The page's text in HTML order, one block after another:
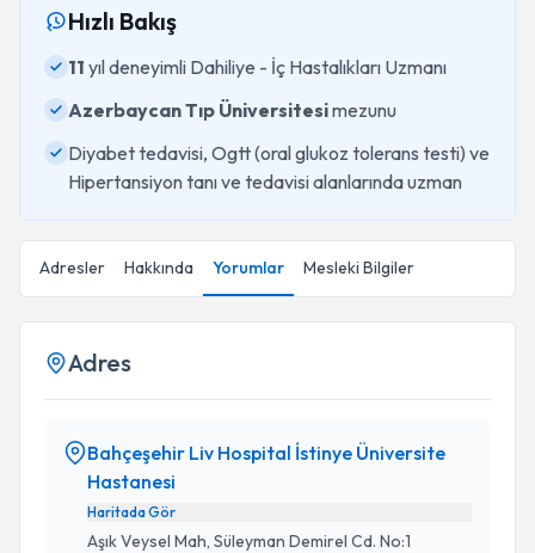
Hızlı Bakış
11 yıl deneyimli Dahiliye - İç Hastalıkları Uzmanı
Azerbaycan Tıp Üniversitesimezunu
Diyabet tedavisi, Ogtt (oral glukoz tolerans testi) ve
Hipertansiyon tanı ve tedavisi alanlarında uzman
Adresler Hakkında Yorumlar Mesleki Bilgiler
Adres
Bahçeşehir Liv Hospital İstinye Üniversite
Hastanesi
Haritada Gör
Aşık Veysel Mah, Süleyman Demirel Cd. No:1